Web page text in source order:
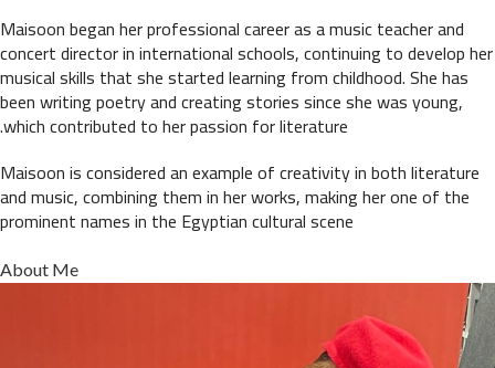
Maisoon began her professional career as a music teacher and
concert director in international schools, continuing to develop her
musical skills that she started learning from childhood. She has
been writing poetry and creating stories since she was young,
which contributed to her passion for literature.
Maisoon is considered an example of creativity in both literature
and music, combining them in her works, making her one of the
prominent names in the Egyptian cultural scene
About Me